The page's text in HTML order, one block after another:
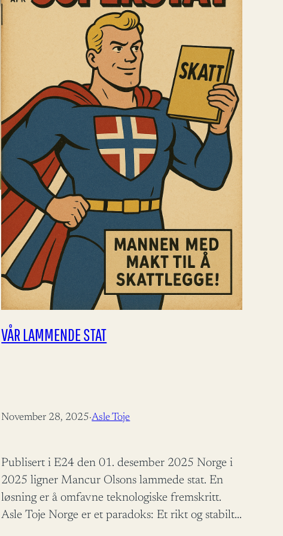
VÅR LAMMENDE STAT
November 28, 2025·Asle Toje
Publisert i E24 den 01. desember 2025 Norge i
2025 ligner Mancur Olsons lammede stat. En
løsning er å omfavne teknologiske fremskritt.
Asle Toje Norge er et paradoks: Et rikt og stabilt